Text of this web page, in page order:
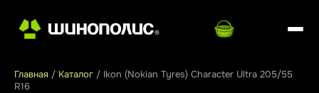
Главная / Каталог / Ikon (Nokian Tyres) Character Ultra 205/55
R16